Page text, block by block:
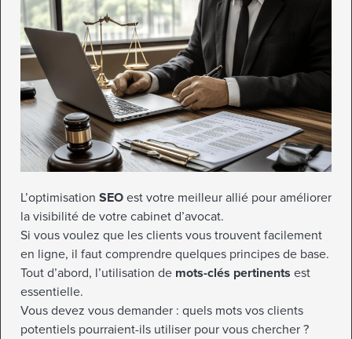
L’optimisation SEO est votre meilleur allié pour améliorer
la visibilité de votre cabinet d’avocat.
Si vous voulez que les clients vous trouvent facilement
en ligne, il faut comprendre quelques principes de base.
Tout d’abord, l’utilisation de mots-clés pertinents est
essentielle.
Vous devez vous demander : quels mots vos clients
potentiels pourraient-ils utiliser pour vous chercher ?